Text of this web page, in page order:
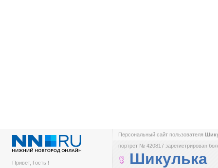
Привет, Гость !
Персональный сайт пользователя
портрет № 420817 зарегистрирован
Шикулька